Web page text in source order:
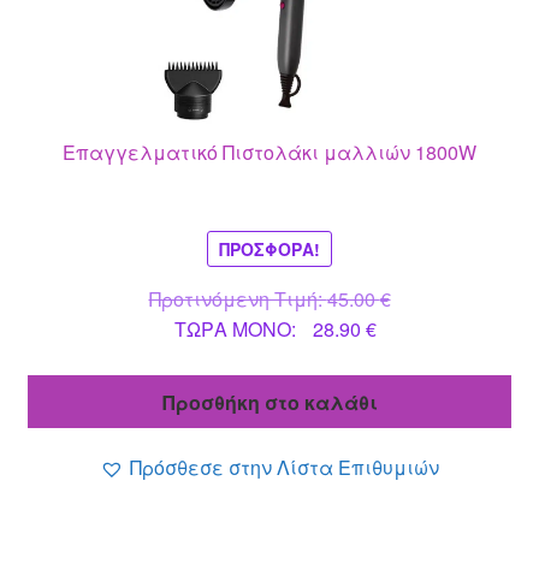
Επαγγελματικό Πιστολάκι μαλλιών 1800W
ΠΡΟΣΦΟΡΆ!
Προτινόμενη Τιμή:45.00€Original
ΤΩΡΑ MONO: 28.90 €Η
είναι:
Προσθήκη στο καλάθι
Πρόσθεσε στην Λίστα Επιθυμιών